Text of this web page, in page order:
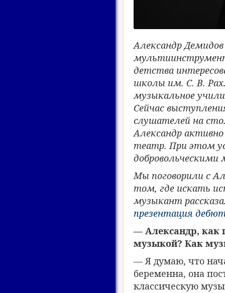
Александр
детства
школы им. С. В.
музыкальное
Сейчас
слушателей на
Александр
театр. При этом
Мы поговорили с
том, где искать
музыкант
презентация
— Александр, как
музыкой? Как
— Я думаю, что
беременна, она
классическую